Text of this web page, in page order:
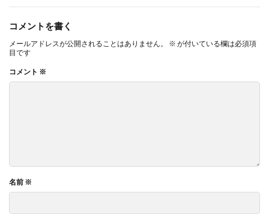
コメントを書く
メールアドレスが公開されることはありません。 ※ が付いている欄は必須項
目です
コメント ※
名前 ※